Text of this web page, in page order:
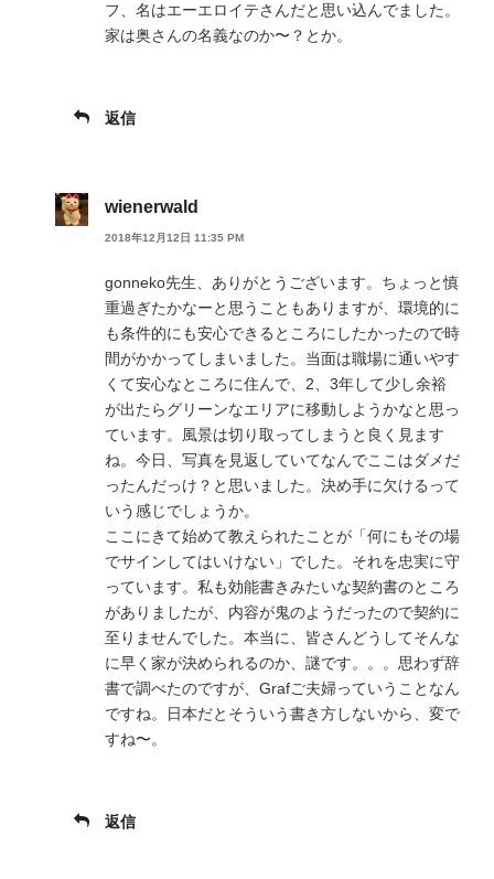
フ、名はエーエロイテさんだと思い込んでました。
家は奥さんの名義なのか〜？とか。
返信
wienerwald
2018年12月12日 11:35 PM
gonneko先生、ありがとうございます。ちょっと慎
重過ぎたかなーと思うこともありますが、環境的に
も条件的にも安心できるところにしたかったので時
間がかかってしまいました。当面は職場に通いやす
くて安心なところに住んで、2、3年して少し余裕
が出たらグリーンなエリアに移動しようかなと思っ
ています。風景は切り取ってしまうと良く見ます
ね。今日、写真を見返していてなんでここはダメだ
ったんだっけ？と思いました。決め手に欠けるって
いう感じでしょうか。
ここにきて始めて教えられたことが「何にもその場
でサインしてはいけない」でした。それを忠実に守
っています。私も効能書きみたいな契約書のところ
がありましたが、内容が鬼のようだったので契約に
至りませんでした。本当に、皆さんどうしてそんな
に早く家が決められるのか、謎です。。。思わず辞
書で調べたのですが、Grafご夫婦っていうことなん
ですね。日本だとそういう書き方しないから、変で
すね〜。
返信